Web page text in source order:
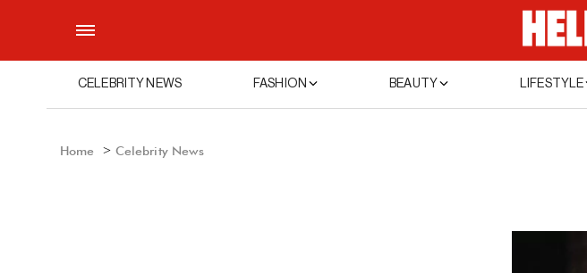
CELEBRITY NEWS FASHION BEAUTY LIFESTYLE
Home Celebrity News